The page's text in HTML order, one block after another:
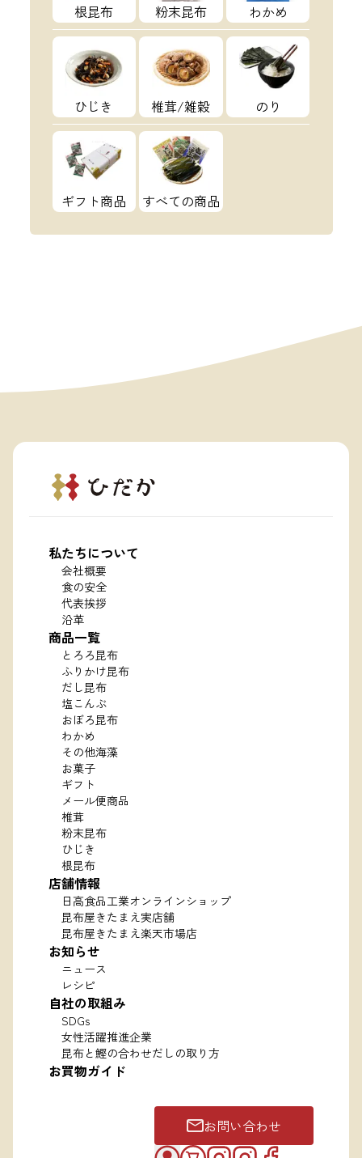
根昆布 粉末昆布 わかめ
ひじき 椎茸/雑穀 のり
ギフト商品 すべての商品
私たちについて
会社概要
食の安全
代表挨拶
沿革
商品一覧
とろろ昆布
ふりかけ昆布
だし昆布
塩こんぶ
おぼろ昆布
わかめ
その他海藻
お菓子
ギフト
メール便商品
椎茸
粉末昆布
ひじき
根昆布
店舗情報
日高食品工業オンラインショップ
昆布屋きたまえ実店舗
昆布屋きたまえ楽天市場店
お知らせ
ニュース
レシピ
自社の取組み
SDGs
女性活躍推進企業
昆布と鰹の合わせだしの取り方
お買物ガイド
お問い合わせ